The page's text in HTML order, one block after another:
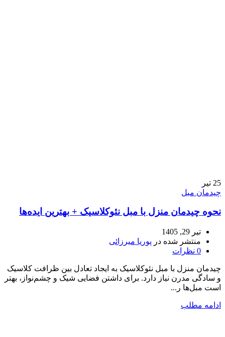
25 تیر
چیدمان مبل
نحوه چیدمان منزل با مبل نئوکلاسیک + بهترین ایده‌ها
تیر 29, 1405
منتشر شده در پوریا میرزائی
0 نظرات
چیدمان منزل با مبل نئوکلاسیک به ایجاد تعادل بین ظرافت کلاسیک
و سادگی مدرن نیاز دارد. برای داشتن فضایی شیک و چشم‌نواز، بهتر
است مبل‌ها ر...
ادامه مطلب